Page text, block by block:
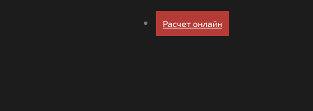
Расчет онлайн